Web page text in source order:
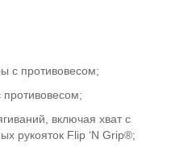
с противовесом;
включая хват с
рукояток Flip ‘N Grip®;